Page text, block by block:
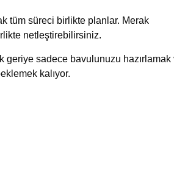
tüm süreci birlikte planlar. Merak
netleştirebilirsiniz.
geriye sadece bavulunuzu hazırlamak
kalıyor.